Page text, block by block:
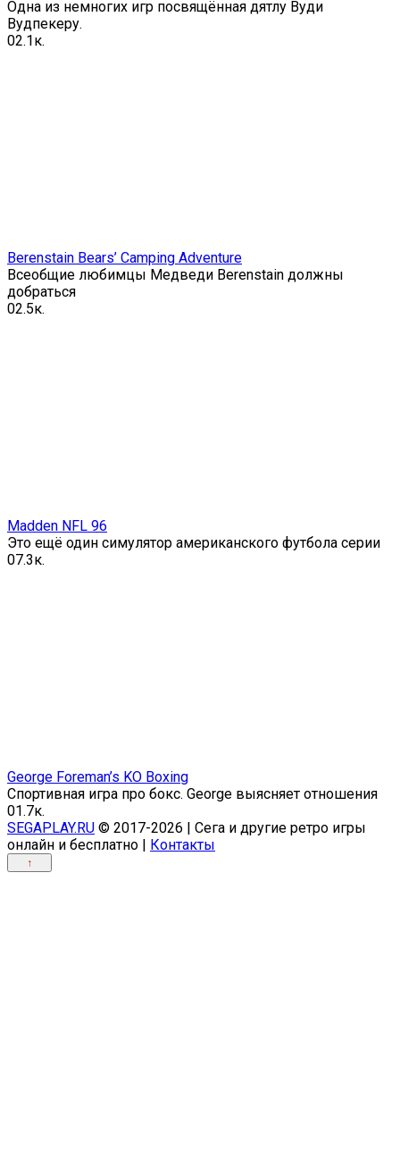
Одна из немногих игр посвящённая дятлу Вуди
Вудпекеру.
02.1к.
Berenstain Bears’ Camping Adventure
Всеобщие любимцы Медведи Berenstain должны
добраться
02.5к.
Madden NFL 96
Это ещё один симулятор американского футбола серии
07.3к.
George Foreman’s KO Boxing
Спортивная игра про бокс. George выясняет отношения
01.7к.
SEGAPLAY.RU © 2017-2026 | Сега и другие ретро игры
онлайн и бесплатно |
Контакты